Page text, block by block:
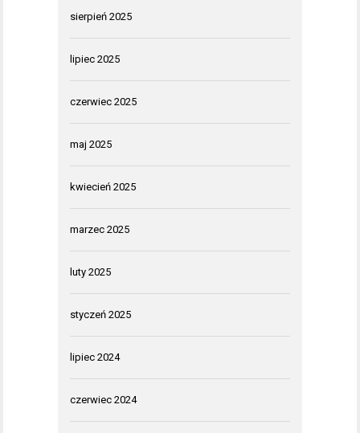
sierpień 2025
lipiec 2025
czerwiec 2025
maj 2025
kwiecień 2025
marzec 2025
luty 2025
styczeń 2025
lipiec 2024
czerwiec 2024